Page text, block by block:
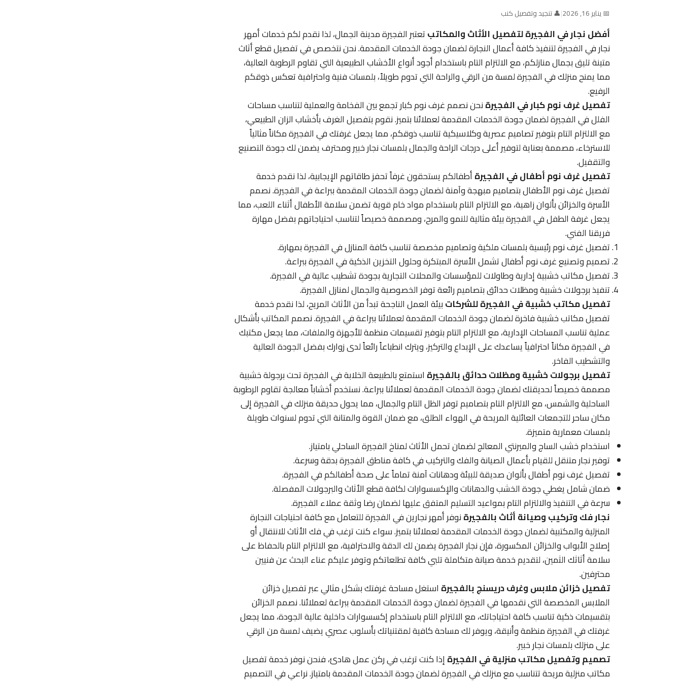
📅 يناير 16, 2026 |👤 تنجيد وتفصيل كنب
أفضل نجار في الفجيرة لتفصيل الأثاث والمكاتبتعتبر الفجيرة مدينة الجمال، لذا نقدم لكم خدمات أمهر
نجار في الفجيرة لتنفيذ كافة أعمال النجارة لضمان جودة الخدمات المقدمة. نحن نتخصص في تفصيل قطع أثاث
متينة تليق بجمال منازلكم، مع الالتزام التام باستخدام أجود أنواع الأخشاب الطبيعية التي تقاوم الرطوبة العالية،
مما يمنح منزلك في الفجيرة لمسة من الرقي والراحة التي تدوم طويلاً، بلمسات فنية واحترافية تعكس ذوقكم
الرفيع.
تفصيل غرف نوم كبار في الفجيرةنحن نصمم غرف نوم كبار تجمع بين الفخامة والعملية لتناسب مساحات
الفلل في الفجيرة لضمان جودة الخدمات المقدمة لعملائنا بتميز. نقوم بتفصيل الغرف بأخشاب الزان الطبيعي،
مع الالتزام التام بتوفير تصاميم عصرية وكلاسيكية تناسب ذوقكم، مما يجعل غرفتك في الفجيرة مكاناً مثالياً
للاسترخاء، مصممة بعناية لتوفير أعلى درجات الراحة والجمال بلمسات نجار خبير ومحترف يضمن لك جودة التصنيع
والتقفيل.
تفصيل غرف نوم أطفال في الفجيرةأطفالكم يستحقون غرفاً تحفز طاقاتهم الإيجابية، لذا نقدم خدمة
تفصيل غرف نوم الأطفال بتصاميم مبهجة وآمنة لضمان جودة الخدمات المقدمة ببراعة في الفجيرة. نصمم
الأسرة والخزائن بألوان زاهية، مع الالتزام التام باستخدام مواد خام قوية تضمن سلامة الأطفال أثناء اللعب، مما
يجعل غرفة الطفل في الفجيرة بيئة مثالية للنمو والمرح، ومصممة خصيصاً لتناسب احتياجاتهم بفضل مهارة
فريقنا الفني.
تفصيل غرف نوم رئيسية بلمسات ملكية وتصاميم مخصصة تناسب كافة المنازل في الفجيرة بمهارة.
تصميم وتصنيع غرف نوم أطفال تشمل الأسرة المبتكرة وحلول التخزين الذكية في الفجيرة ببراعة.
تفصيل مكاتب خشبية إدارية وطاولات للمؤسسات والمحلات التجارية بجودة تشطيب عالية في الفجيرة.
تنفيذ برجولات خشبية ومظلات حدائق بتصاميم رائعة توفر الخصوصية والجمال لمنازل الفجيرة.
تفصيل مكاتب خشبية في الفجيرة للشركاتبيئة العمل الناجحة تبدأ من الأثاث المريح، لذا نقدم خدمة
تفصيل مكاتب خشبية فاخرة لضمان جودة الخدمات المقدمة لعملائنا ببراعة في الفجيرة. نصمم المكاتب بأشكال
عملية تناسب المساحات الإدارية، مع الالتزام التام بتوفير تقسيمات منظمة للأجهزة والملفات، مما يجعل مكتبك
في الفجيرة مكاناً احترافياً يساعدك على الإبداع والتركيز، ويترك انطباعاً رائعاً لدى زوارك بفضل الجودة العالية
والتشطيب الفاخر.
تفصيل برجولات خشبية ومظلات حدائق بالفجيرة استمتع بالطبيعة الخلابة في الفجيرة تحت برجولة خشبية
مصممة خصيصاً لحديقتك لضمان جودة الخدمات المقدمة لعملائنا ببراعة. نستخدم أخشاباً معالجة تقاوم الرطوبة
الساحلية والشمس، مع الالتزام التام بتصاميم توفر الظل التام والجمال، مما يحول حديقة منزلك في الفجيرة إلى
مكان ساحر للتجمعات العائلية المريحة في الهواء الطلق، مع ضمان القوة والمتانة التي تدوم لسنوات طويلة
بلمسات معمارية متميزة.
استخدام خشب الساج والميرنتي المعالج لضمان تحمل الأثاث لمناخ الفجيرة الساحلي بامتياز.
توفير نجار متنقل للقيام بأعمال الصيانة والفك والتركيب في كافة مناطق الفجيرة بدقة وسرعة.
تفصيل غرف نوم أطفال بألوان صديقة للبيئة ودهانات آمنة تماماً على صحة أطفالكم في الفجيرة.
ضمان شامل يغطي جودة الخشب والدهانات والإكسسوارات لكافة قطع الأثاث والبرجولات المفصلة.
سرعة في التنفيذ والالتزام التام بمواعيد التسليم المتفق عليها لضمان رضا وثقة عملاء الفجيرة.
نجار فك وتركيب وصيانة أثاث بالفجيرةنوفر أمهر نجارين في الفجيرة للتعامل مع كافة احتياجات النجارة
المنزلية والمكتبية لضمان جودة الخدمات المقدمة لعملائنا بتميز. سواء كنت ترغب في فك الأثاث للانتقال أو
إصلاح الأبواب والخزائن المكسورة، فإن نجار الفجيرة يضمن لك الدقة والاحترافية، مع الالتزام التام بالحفاظ على
سلامة أثاثك الثمين، لتقديم خدمة صيانة متكاملة تلبي كافة تطلعاتكم وتوفر عليكم عناء البحث عن فنيين
محترفين.
تفصيل خزائن ملابس وغرف دريسنج بالفجيرة استغل مساحة غرفتك بشكل مثالي عبر تفصيل خزائن
الملابس المخصصة التي نقدمها في الفجيرة لضمان جودة الخدمات المقدمة ببراعة لعملائنا. نصمم الخزائن
بتقسيمات ذكية تناسب كافة احتياجاتك، مع الالتزام التام باستخدام إكسسوارات داخلية عالية الجودة، مما يجعل
غرفتك في الفجيرة منظمة وأنيقة، ويوفر لك مساحة كافية لمقتنياتك بأسلوب عصري يضيف لمسة من الرقي
على منزلك بلمسات نجار خبير.
تصميم وتفصيل مكاتب منزلية في الفجيرةإذا كنت ترغب في ركن عمل هادئ، فنحن نوفر خدمة تفصيل
مكاتب منزلية مريحة تتناسب مع منزلك في الفجيرة لضمان جودة الخدمات المقدمة بامتياز. نراعي في التصميم